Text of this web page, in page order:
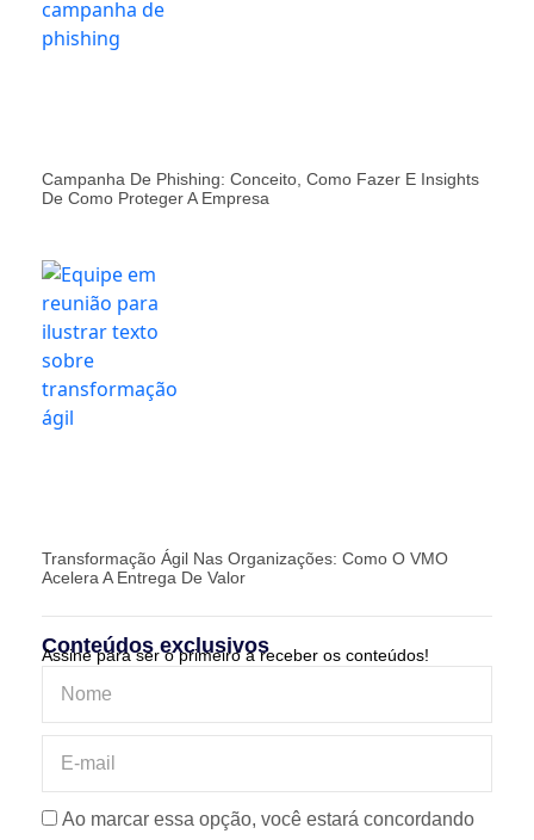
Campanha De Phishing: Conceito, Como Fazer E Insights
De Como Proteger A Empresa
Transformação Ágil Nas Organizações: Como O VMO
Acelera A Entrega De Valor
Conteúdos exclusivos
Assine para ser o primeiro a receber os conteúdos!
Ao marcar essa opção, você estará concordando